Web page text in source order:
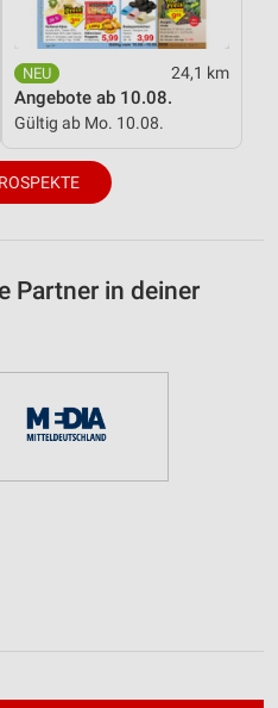
24,1 km
Angebote ab 10.08.
Gültig ab Mo. 10.08.
Partner in deiner